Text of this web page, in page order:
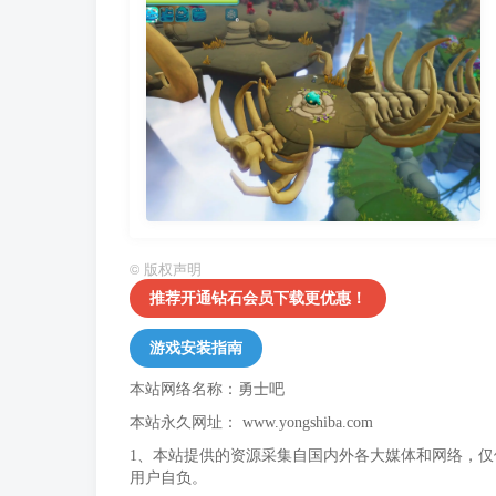
© 版权声明
推荐开通钻石会员下载更优惠！
游戏安装指南
本站网络名称：勇士吧
本站永久网址： www.yongshiba.com
1、本站提供的资源采集自国内外各大媒体和网络，
用户自负。